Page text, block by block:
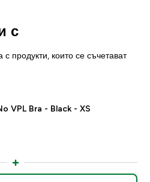
с
продукти, които се съчетават
VPL Bra - Black - XS